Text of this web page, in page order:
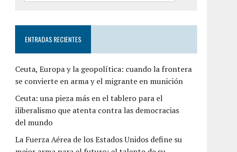
ENTRADAS RECIENTES
Ceuta, Europa y la geopolítica: cuando la frontera
se convierte en arma y el migrante en munición
Ceuta: una pieza más en el tablero para el
iliberalismo que atenta contra las democracias
del mundo
La Fuerza Aérea de los Estados Unidos define su